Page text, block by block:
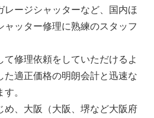
レージシャッターなど、国内ほ
ッター修理に熟練のスタッフ
て修理依頼をしていただけるよ
た適正価格の明朗会計と迅速な
。
め、大阪（大阪、堺など大阪府